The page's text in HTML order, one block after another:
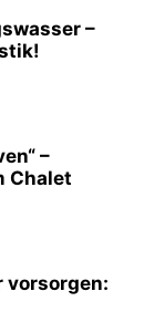
–
–
Chalet
vorsorgen: